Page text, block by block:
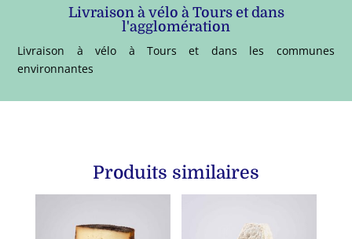
Livraison à vélo à Tours et dans
l'agglomération
Livraison à vélo à Tours et dans les communes
environnantes
Produits similaires